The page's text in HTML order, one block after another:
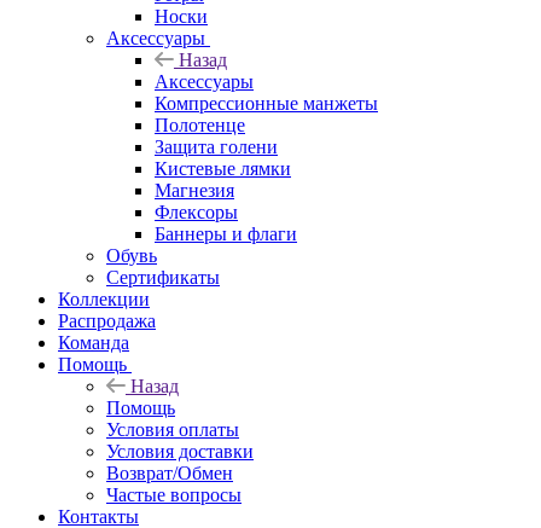
Носки
Аксессуары
Назад
Аксессуары
Компрессионные манжеты
Полотенце
Защита голени
Кистевые лямки
Магнезия
Флексоры
Баннеры и флаги
Обувь
Сертификаты
Коллекции
Распродажа
Команда
Помощь
Назад
Помощь
Условия оплаты
Условия доставки
Возврат/Обмен
Частые вопросы
Контакты